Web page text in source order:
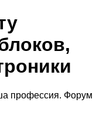
профессия. Форум